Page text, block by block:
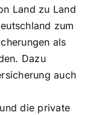
Land zu Land
zum
als
Dazu
auch
die private